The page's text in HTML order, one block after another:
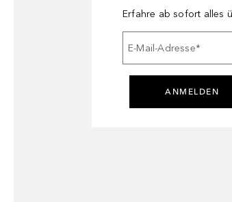
Erfahre ab sofort alles
E-Mail-Adresse*
ANMELDEN